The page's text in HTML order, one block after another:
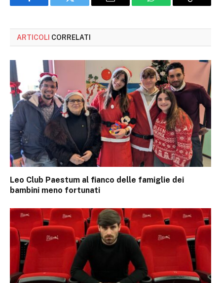
Facebook Twitter Email WhatsApp Copy
ARTICOLI CORRELATI
Leo Club Paestum al fianco delle famiglie dei
bambini meno fortunati